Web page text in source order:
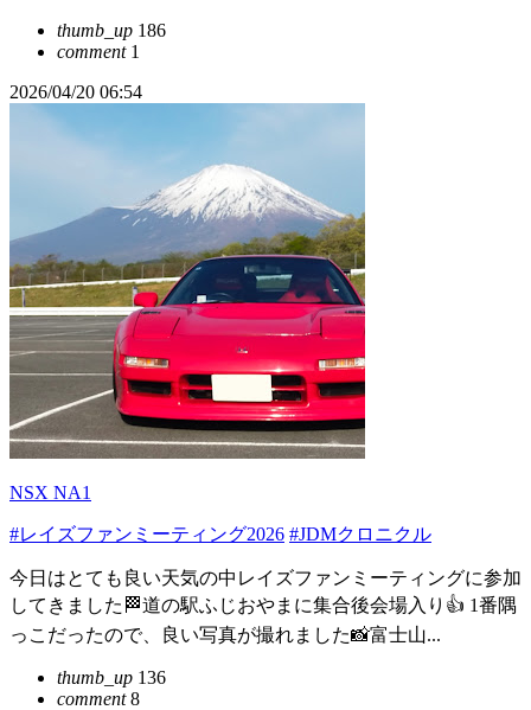
thumb_up 186
comment1
2026/04/20 06:54
NSX NA1
#レイズファンミーティング2026 #JDMクロニクル
今日はとても良い天気の中レイズファンミーティングに参加
してきました🏁道の駅ふじおやまに集合後会場入り👍 1番隅
っこだったので、良い写真が撮れました📸富士山...
thumb_up 136
comment8